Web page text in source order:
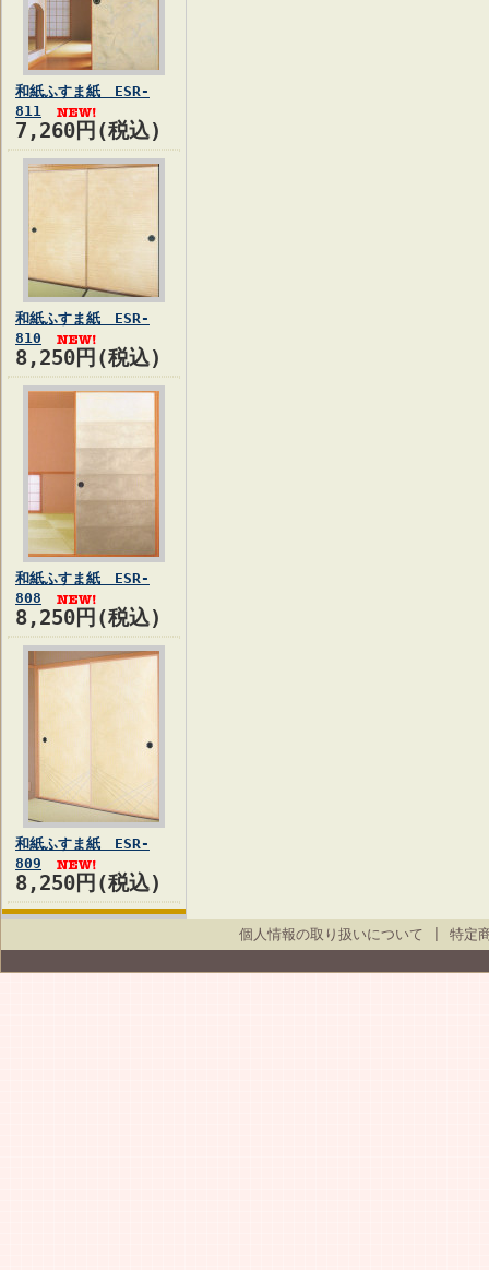
和紙ふすま紙 ESR-
811
7,260円(税込)
和紙ふすま紙 ESR-
810
8,250円(税込)
和紙ふすま紙 ESR-
808
8,250円(税込)
和紙ふすま紙 ESR-
809
8,250円(税込)
個人情報の取り扱いについて 特定